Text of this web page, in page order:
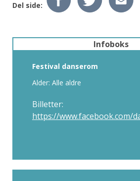
Del side:
Infoboks
Festival danserom
Alder: Alle aldre
Billetter:
https://www.facebook.com/